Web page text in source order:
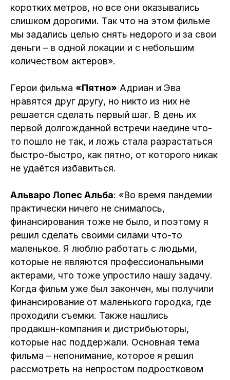
коротких метров, но все они оказывались
слишком дорогими. Так что на этом фильме
мы задались целью снять недорого и за свои
деньги – в одной локации и с небольшим
количеством актеров».
Герои фильма «Пятно» Адриан и Эва
нравятся друг другу, но никто из них не
решается сделать первый шаг. В день их
первой долгожданной встречи наедине что-
то пошло не так, и ложь стала разрастаться
быстро-быстро, как пятно, от которого никак
не удаётся избавиться.
Альваро Лопес Альба: «Во время пандемии
практически ничего не снималось,
финансирования тоже не было, и поэтому я
решил сделать своими силами что-то
маленькое. Я люблю работать с людьми,
которые не являются профессиональными
актерами, что тоже упростило нашу задачу.
Когда фильм уже был закончен, мы получили
финансирование от маленького городка, где
проходили съемки. Также нашлись
продакшн-компания и дистрибьюторы,
которые нас поддержали. Основная тема
фильма – непонимание, которое я решил
рассмотреть на непростом подростковом